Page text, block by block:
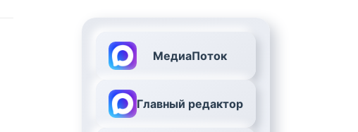
МедиаПоток
Главный редактор